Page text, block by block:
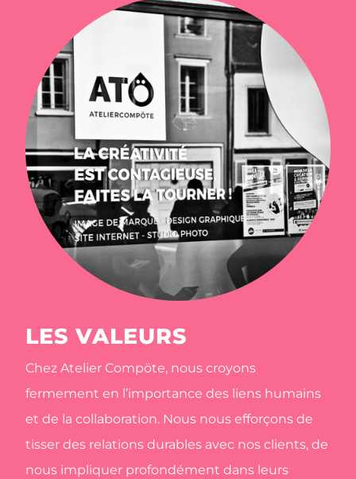
LES VALEURS
Chez Atelier Compöte, nous croyons
fermement en l’importance des liens humains
et de la collaboration. Nous nous efforçons de
tisser des relations durables avec nos clients, de
nous impliquer profondément dans leurs